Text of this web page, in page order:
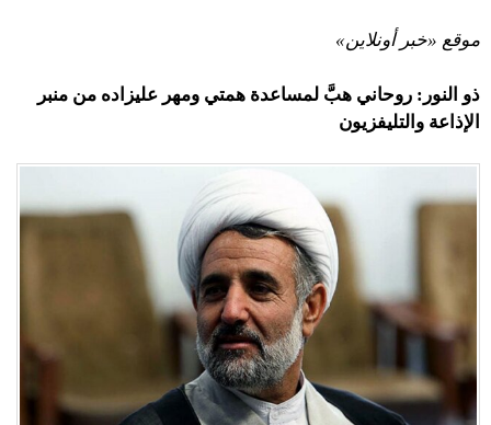
موقع «خبر أونلاين»
ذو النور: روحاني هبَّ لمساعدة همتي ومهر عليزاده من منبر
الإذاعة والتليفزيون